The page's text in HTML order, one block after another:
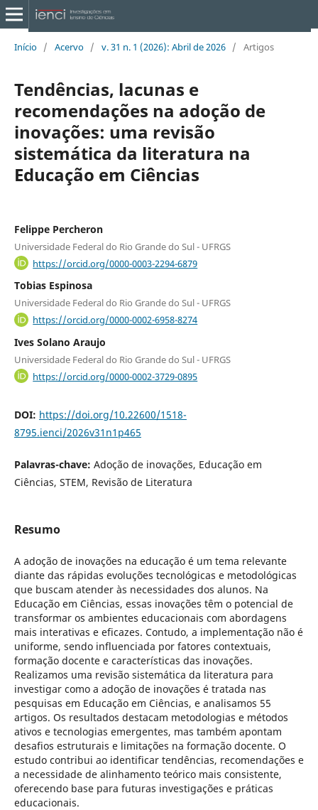
Início / Acervo / v. 31 n. 1 (2026): Abril de 2026 / Artigos
Tendências, lacunas e
recomendações na adoção de
inovações: uma revisão
sistemática da literatura na
Educação em Ciências
Felippe Percheron
Universidade Federal do Rio Grande do Sul - UFRGS
https://orcid.org/0000-0003-2294-6879
Tobias Espinosa
Universidade Federal do Rio Grande do Sul - UFRGS
https://orcid.org/0000-0002-6958-8274
Ives Solano Araujo
Universidade Federal do Rio Grande do Sul - UFRGS
https://orcid.org/0000-0002-3729-0895
DOI: https://doi.org/10.22600/1518-
8795.ienci/2026v31n1p465
Palavras-chave: Adoção de inovações, Educação em
Ciências, STEM, Revisão de Literatura
Resumo
A adoção de inovações na educação é um tema relevante
diante das rápidas evoluções tecnológicas e metodológicas
que buscam atender às necessidades dos alunos. Na
Educação em Ciências, essas inovações têm o potencial de
transformar os ambientes educacionais com abordagens
mais interativas e eficazes. Contudo, a implementação não é
uniforme, sendo influenciada por fatores contextuais,
formação docente e características das inovações.
Realizamos uma revisão sistemática da literatura para
investigar como a adoção de inovações é tratada nas
pesquisas em Educação em Ciências, e analisamos 55
artigos. Os resultados destacam metodologias e métodos
ativos e tecnologias emergentes, mas também apontam
desafios estruturais e limitações na formação docente. O
estudo contribui ao identificar tendências, recomendações e
a necessidade de alinhamento teórico mais consistente,
oferecendo base para futuras investigações e práticas
educacionais.